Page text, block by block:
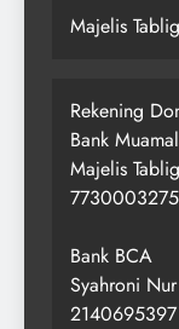
Majelis
Rekening
Bank
Majelis
7730003275
Bank BCA
Syahroni
2140695397